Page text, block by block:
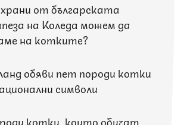
от българската
на Коледа можем да
на котките?
обяви пет породи котки
символи
котки, които обичат